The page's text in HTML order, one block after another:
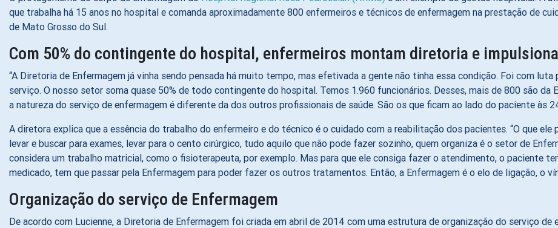
que trabalha há 15 anos no hospital e comanda aproximadamente 800 enfermeiros e técnicos de enfermagem na prestação de
de Mato Grosso do Sul.
Com 50% do contingente do hospital, enfermeiros montam diretoria e
“A Diretoria de Enfermagem já vinha sendo pensada há muito tempo, mas efetivada a gente não tinha essa condição. Foi com
serviço. O nosso setor soma quase 50% de todo contingente do hospital. Temos 1.960 funcionários. Desses, mais de 800 são da
a natureza do serviço de enfermagem é diferente da dos outros profissionais de saúde. São os que ficam ao lado do paciente às
A diretora explica que a essência do trabalho do enfermeiro e do técnico é o cuidado com a reabilitação dos pacientes. “O que ele
levar e buscar para exames, levar para o cento cirúrgico, tudo aquilo que não pode fazer sozinho, quem organiza é o setor de
considera um trabalho matricial, como o fisioterapeuta, por exemplo. Mas para que ele consiga fazer o atendimento, o paciente
medicado, tem que passar pela Enfermagem para poder fazer os outros tratamentos. Então, a Enfermagem é o elo de ligação, o
Organização do serviço de Enfermagem
De acordo com Lucienne, a Diretoria de Enfermagem foi criada em abril de 2014 com uma estrutura de organização do serviço